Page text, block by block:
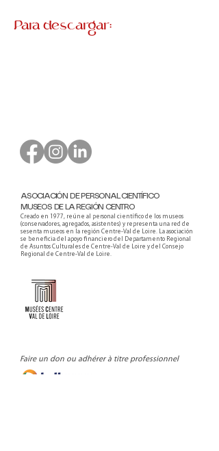
Para descargar:
ASOCIACIÓN DE PERSONAL CIENTÍFICO
MUSEOS DE LA REGIÓN CENTRO
Creado en 1977, reúne al personal científico de los museos
(conservadores, agregados, asistentes) y representa una red de
sesenta museos en la región Centre-Val de Loire. La asociación
se beneficia del apoyo financiero del Departamento Regional
de Asuntos Culturales de Centre-Val de Loire y del Consejo
Regional de Centre-Val de Loire.
Faire un don ou adhérer à titre professionnel